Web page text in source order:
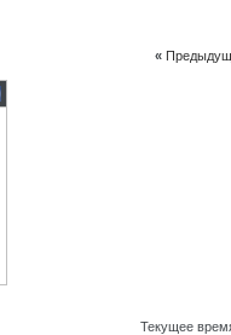
«
Текущее